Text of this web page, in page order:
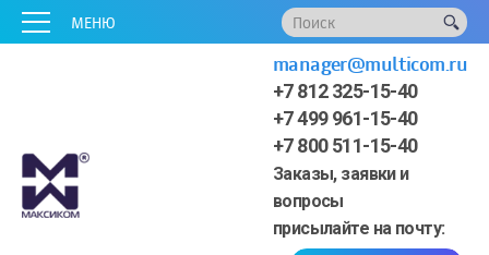
МЕНЮ
+7 812 325-15-40
+7 499 961-15-40
+7 800 511-15-40
Заказы, заявки и
вопросы
присылайте на почту:
manager@multicom.ru
xxxxx